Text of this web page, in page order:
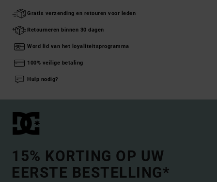
Gratis verzending en retouren voor leden
Retourneren binnen 30 dagen
Word lid van het loyaliteitsprogramma
100% veilige betaling
Hulp nodig?
15% KORTING OP UW
EERSTE BESTELLING*